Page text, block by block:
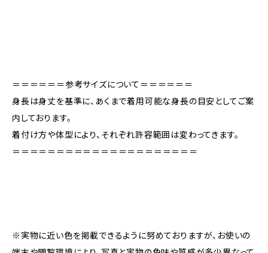
＝＝＝＝＝＝参考サイズについて＝＝＝＝＝＝
身長は身丈を基準に、あくまで着用可能な身長の目安としてご案
内しております。
着付け方や体型により、それぞれ許容範囲は変わってきます。
＝＝＝＝＝＝＝＝＝＝＝＝＝＝＝＝＝＝＝＝＝
※実物に近い色を掲載できるように努めておりますが、お使いの